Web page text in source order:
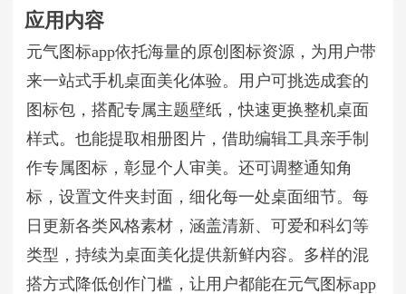
应用内容
元气图标app依托海量的原创图标资源，为用户带
来一站式手机桌面美化体验。用户可挑选成套的
图标包，搭配专属主题壁纸，快速更换整机桌面
样式。也能提取相册图片，借助编辑工具亲手制
作专属图标，彰显个人审美。还可调整通知角
标，设置文件夹封面，细化每一处桌面细节。每
日更新各类风格素材，涵盖清新、可爱和科幻等
类型，持续为桌面美化提供新鲜内容。多样的混
搭方式降低创作门槛，让用户都能在元气图标app